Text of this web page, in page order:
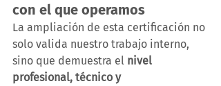
con el que operamos
La ampliación de esta certificación no
solo valida nuestro trabajo interno,
sino que demuestra el nivel
profesional, técnico y